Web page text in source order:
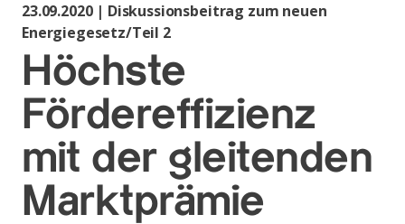
23.09.2020 | Diskussionsbeitrag zum neuen
Energiegesetz/Teil 2
Höchste
Fördereffizienz
mit der gleitenden
Marktprämie